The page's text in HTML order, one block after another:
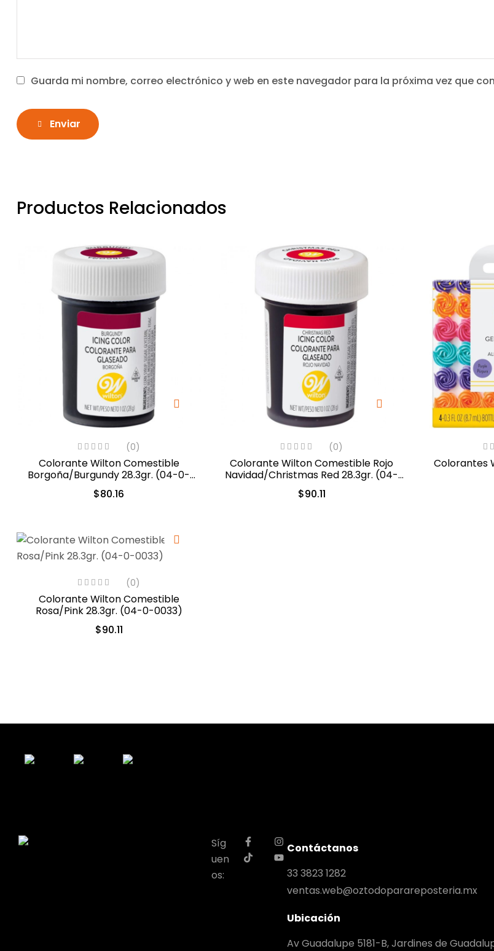
Guarda mi nombre, correo electrónico y web en este navegador para la próxima vez que
Enviar
Productos Relacionados
(0)
Colorante Wilton Comestible
Borgoña/Burgundy 28.3gr. (04-0-
0050)
$80.16
(0)
Colorante Wilton Comestible Rojo
Navidad/Christmas Red 28.3gr. (04-
0-0042)
$90.11
Colorantes
(0)
Colorante Wilton Comestible
Rosa/Pink 28.3gr. (04-0-0033)
$90.11
Síg
uen
os:
Contáctanos
33 3823 1282
ventas.web@oztodoparareposteria.mx
Ubicación
Av Guadalupe 5181-B, Jardines de